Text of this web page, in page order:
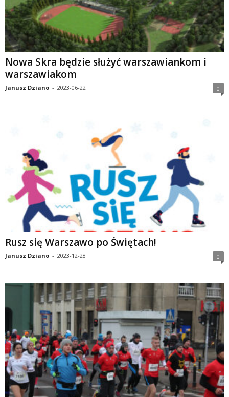
Nowa Skra będzie służyć warszawiankom i
warszawiakom
Janusz Dziano - 2023-06-22 0
Rusz się Warszawo po Świętach!
Janusz Dziano - 2023-12-28 0